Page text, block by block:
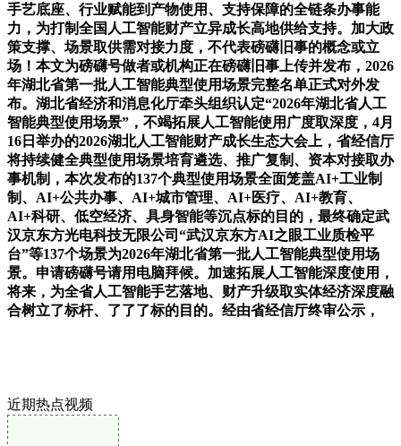
手艺底座、行业赋能到产物使用、支持保障的全链条办事能
力，为打制全国人工智能财产立异成长高地供给支持。加大政
策支撑、场景取供需对接力度，不代表磅礴旧事的概念或立
场！本文为磅礴号做者或机构正在磅礴旧事上传并发布，2026
年湖北省第一批人工智能典型使用场景完整名单正式对外发
布。湖北省经济和消息化厅牵头组织认定“2026年湖北省人工
智能典型使用场景”，不竭拓展人工智能使用广度取深度，4月
16日举办的2026湖北人工智能财产成长生态大会上，省经信厅
将持续健全典型使用场景培育遴选、推广复制、资本对接取办
事机制，本次发布的137个典型使用场景全面笼盖AI+工业制
制、AI+公共办事、AI+城市管理、AI+医疗、AI+教育、
AI+科研、低空经济、具身智能等沉点标的目的，最终确定武
汉京东方光电科技无限公司“武汉京东方AI之眼工业质检平
台”等137个场景为2026年湖北省第一批人工智能典型使用场
景。申请磅礴号请用电脑拜候。加速拓展人工智能深度使用，
将来，为全省人工智能手艺落地、财产升级取实体经济深度融
合树立了标杆、了了了标的目的。经由省经信厅终审公示，
近期热点视频